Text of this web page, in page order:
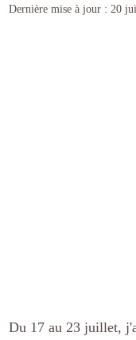
Dernière mise à jour : 20
Du 17 au 23 juillet,